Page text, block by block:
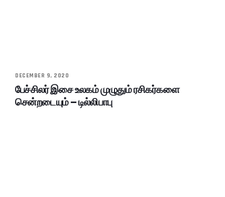
DECEMBER 9, 2020
பேச்சிலர் இசை உலகம் முழுதும் ரசிகர்களை
சென்றடையும் – டில்லிபாபு